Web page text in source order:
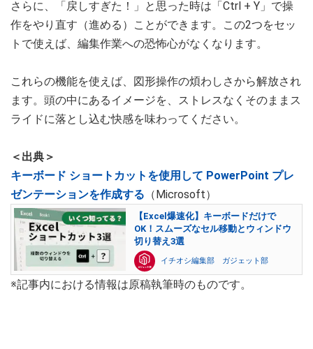
さらに、「戻しすぎた！」と思った時は「Ctrl + Y」で操
作をやり直す（進める）ことができます。この2つをセッ
トで使えば、編集作業への恐怖心がなくなります。
これらの機能を使えば、図形操作の煩わしさから解放され
ます。頭の中にあるイメージを、ストレスなくそのままス
ライドに落とし込む快感を味わってください。
＜出典＞
キーボード ショートカットを使用して PowerPoint プレ
ゼンテーションを作成する （Microsoft）
【Excel爆速化】キーボードだけで
OK！スムーズなセル移動とウィンドウ
切り替え3選
イチオシ編集部 ガジェット部
※記事内における情報は原稿執筆時のものです。